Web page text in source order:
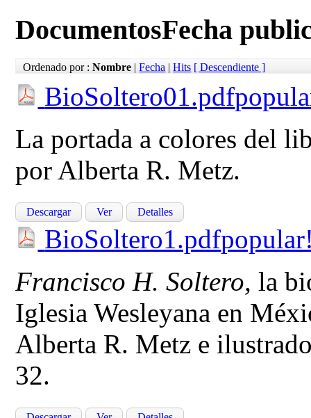
DocumentosFecha
Ordenado por :Nombre |Fecha |Hits [ Descendiente ]
BioSoltero01.pdf
La portada a colores del
por Alberta R. Metz.
Descargar Ver Detalles
BioSoltero1.pdf
Francisco H. Soltero, la
Iglesia Wesleyana en
Alberta R. Metz e
32.